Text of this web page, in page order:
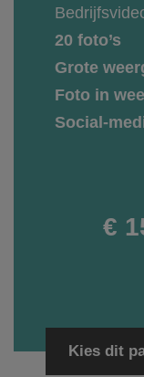
20 foto’s
Grote
Foto in
Social-
€
Kies dit